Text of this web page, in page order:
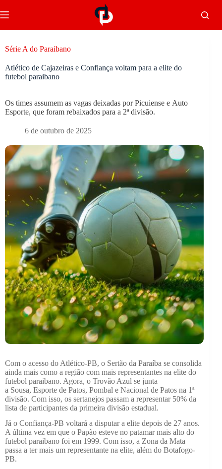
Série A do Paraibano
Atlético de Cajazeiras e Confiança voltam para a elite do
futebol paraibano
Os times assumem as vagas deixadas por Picuiense e Auto
Esporte, que foram rebaixados para a 2ª divisão.
6 de outubro de 2025
Com o acesso do Atlético-PB, o Sertão da Paraíba se consolida
ainda mais como a região com mais representantes na elite do
futebol paraibano. Agora, o Trovão Azul se junta
a Sousa, Esporte de Patos, Pombal e Nacional de Patos na 1ª
divisão. Com isso, os sertanejos passam a representar 50% da
lista de participantes da primeira divisão estadual.
Já o Confiança-PB voltará a disputar a elite depois de 27 anos.
A última vez em que o Papão esteve no patamar mais alto do
futebol paraibano foi em 1999. Com isso, a Zona da Mata
passa a ter mais um representante na elite, além do Botafogo-
PB.